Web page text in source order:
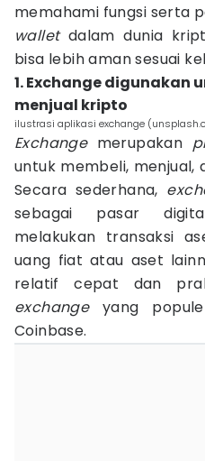
memahami fungsi serta
wallet dalam dunia
bisa lebih aman sesuai
1. Exchange digunakan
menjual kripto
ilustrasi aplikasi exchange
Exchangemerupakan
untuk membeli, menjual,
Secara sederhana,
sebagai pasar
melakukan transaksi
uang fiat atau aset
relatif cepat dan
exchangeyang
Coinbase.